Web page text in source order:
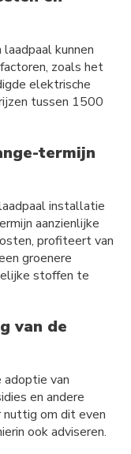
kunnen
zoals het
elektrische
tussen 1500
termijn
installatie
aanzienlijke
profiteert van
groenere
stoffen te
van de
van
en andere
nuttig om dit even
ook adviseren.